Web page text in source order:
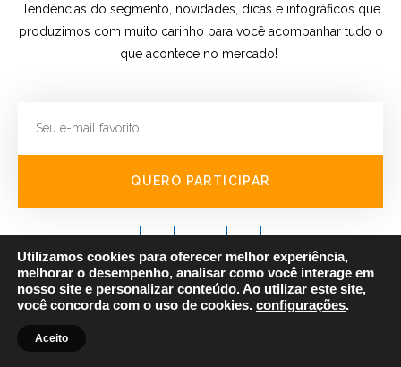
Tendências do segmento, novidades, dicas e infográficos que
produzimos com muito carinho para você acompanhar tudo o
que acontece no mercado!
QUERO PARTICIPAR
© 2019 Todos os direitos reservados Lightprint Etiquetas Adesivas
Utilizamos cookies para oferecer melhor experiência,
melhorar o desempenho, analisar como você interage em
nosso site e personalizar conteúdo. Ao utilizar este site,
você concorda com o uso de cookies. configurações.
Aceito